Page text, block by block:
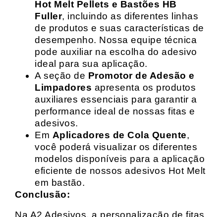
Hot Melt Pellets e Bastões HB
Fuller, incluindo as diferentes linhas
de produtos e suas características de
desempenho. Nossa equipe técnica
pode auxiliar na escolha do adesivo
ideal para sua aplicação.
A seção de Promotor de Adesão e
Limpadores apresenta os produtos
auxiliares essenciais para garantir a
performance ideal de nossas fitas e
adesivos.
Em Aplicadores de Cola Quente,
você poderá visualizar os diferentes
modelos disponíveis para a aplicação
eficiente de nossos adesivos Hot Melt
em bastão.
Conclusão:
Na A2 Adesivos, a personalização de fitas